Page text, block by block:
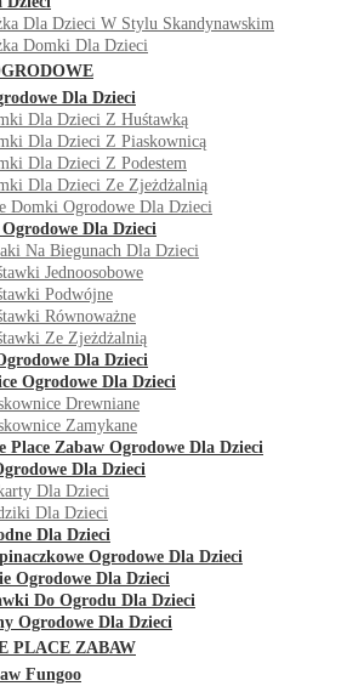
Dla Dzieci W Stylu Skandynawskim
Domki Dla Dzieci
Dla Dzieci
Dla Dzieci Z Huśtawką
Dla Dzieci Z Piaskownicą
Dla Dzieci Z Podestem
Dla Dzieci Ze Zjeżdżalnią
Domki Ogrodowe Dla Dzieci
Dla Dzieci
Na Biegunach Dla Dzieci
Jednoosobowe
Podwójne
Równoważne
Ze Zjeżdżalnią
Dla Dzieci
Ogrodowe Dla Dzieci
Drewniane
Zamykane
Place Zabaw Ogrodowe Dla Dzieci
Dla Dzieci
Dla Dzieci
Dla Dzieci
Dla Dzieci
Ogrodowe Dla Dzieci
Ogrodowe Dla Dzieci
Do Ogrodu Dla Dzieci
Ogrodowe Dla Dzieci
PLACE ZABAW
Fungoo